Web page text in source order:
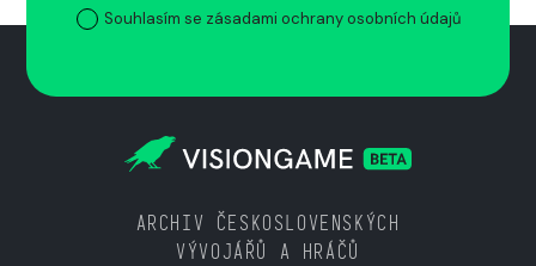
Souhlasím se zásadami ochrany osobních údajů
ARCHIV ČESKOSLOVENSKÝCH
VÝVOJÁŘŮ A HRÁČŮ